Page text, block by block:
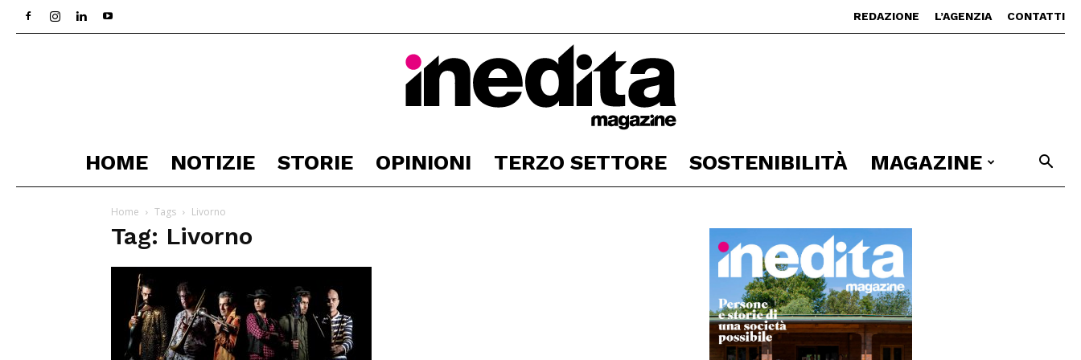
REDAZIONE L’AGENZIA CONTATTI
Inedita
HOME NOTIZIE STORIE OPINIONI TERZO SETTORE SOSTENIBILITÀ MAGAZINE
Home Tags Livorno
Tag: Livorno